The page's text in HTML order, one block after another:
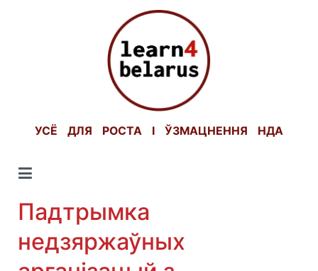
УСЁ ДЛЯ РОСТА І ЎЗМАЦНЕННЯ НДА
Падтрымка
недзяржаўных